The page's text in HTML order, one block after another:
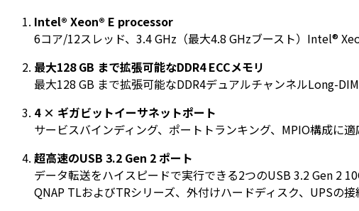
Intel® Xeon® E processor
6コア/12スレッド、3.4 GHz（最大4.8 GHzブースト）Intel®
最大128 GB まで拡張可能なDDR4 ECCメモリ
最大128 GB まで拡張可能なDDR4デュアルチャンネルLong-
4 × ギガビットイーサネットポート
サービスバインディング、ポートトランキング、MPIO構成に
超高速のUSB 3.2 Gen 2 ポート
データ転送をハイスピードで実行できる2つのUSB 3.2 Gen 2
QNAP TLおよびTRシリーズ、外付けハードディスク、UPSの接